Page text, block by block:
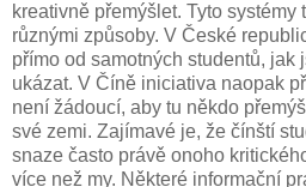
kreativně přemýšlet. Tyto systémy
různými způsoby. V České
přímo od samotných studentů, jak
ukázat. V Číně iniciativa naopak
není žádoucí, aby tu někdo
své zemi. Zajímavé je, že čínští
snaze často právě onoho
více než my. Některé informační